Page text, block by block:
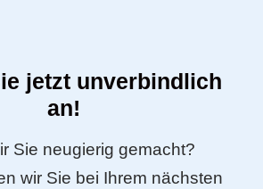
jetzt unverbindlich
an!
Sie neugierig gemacht?
wir Sie bei Ihrem nächsten